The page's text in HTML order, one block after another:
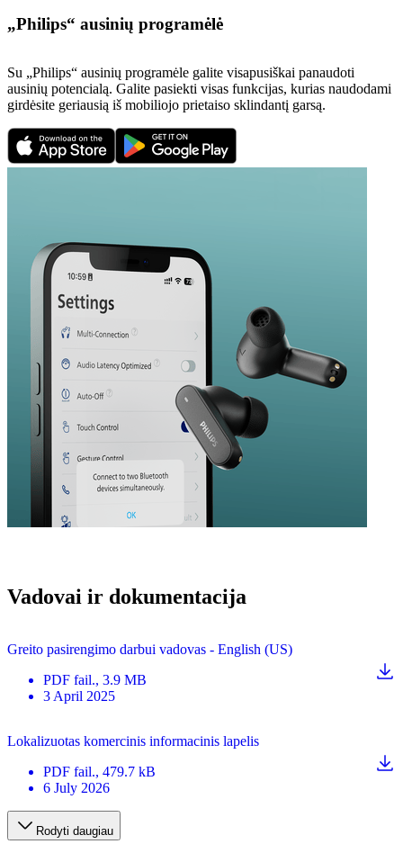
„Philips“ ausinių programėlė
Su „Philips“ ausinių programėle galite visapusiškai panaudoti
ausinių potencialą. Galite pasiekti visas funkcijas, kurias naudodami
girdėsite geriausią iš mobiliojo prietaiso sklindantį garsą.
Vadovai ir dokumentacija
Greito pasirengimo darbui vadovas - English (US)
PDF fail., 3.9 MB
3 April 2025
Lokalizuotas komercinis informacinis lapelis
PDF fail., 479.7 kB
6 July 2026
Rodyti daugiau